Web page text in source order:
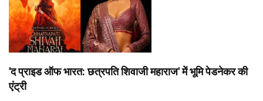
'द प्राइड ऑफ भारत: छत्रपति शिवाजी महाराज' में भूमि पेडनेकर की
एंट्री